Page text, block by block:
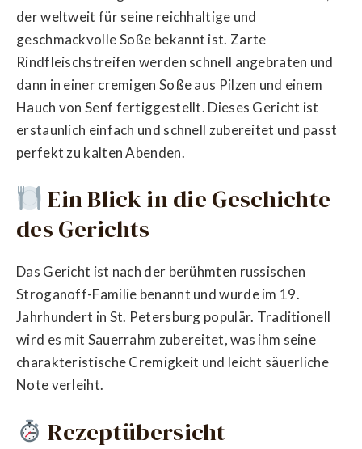
der weltweit für seine reichhaltige und
geschmackvolle Soße bekannt ist. Zarte
Rindfleischstreifen werden schnell angebraten und
dann in einer cremigen Soße aus Pilzen und einem
Hauch von Senf fertiggestellt. Dieses Gericht ist
erstaunlich einfach und schnell zubereitet und passt
perfekt zu kalten Abenden.
Ein Blick in die Geschichte
des Gerichts
Das Gericht ist nach der berühmten russischen
Stroganoff-Familie benannt und wurde im 19.
Jahrhundert in St. Petersburg populär. Traditionell
wird es mit Sauerrahm zubereitet, was ihm seine
charakteristische Cremigkeit und leicht säuerliche
Note verleiht.
Rezeptübersicht